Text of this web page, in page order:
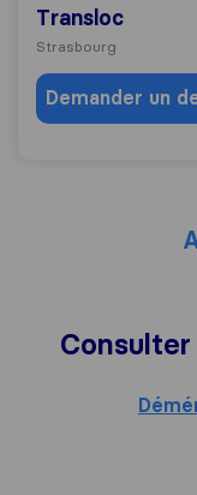
Transloc
Strasbourg
Demander un